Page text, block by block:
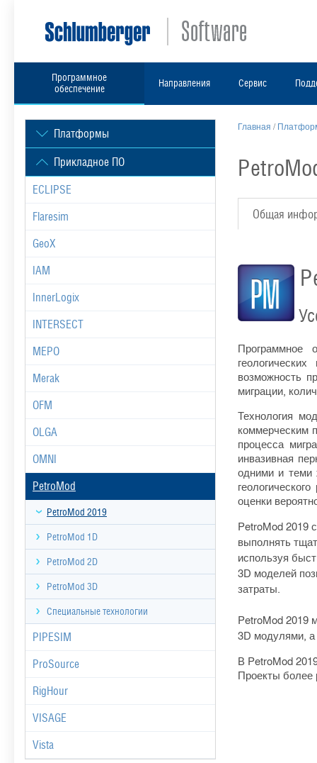
Программное
обеспечение
Направления Сервис
Платформы
Прикладное ПО
ECLIPSE
Flaresim
GeoX
IAM
InnerLogix
INTERSECT
MEPO
Merak
OFM
OLGA
OMNI
PetroMod
PetroMod 2019
PetroMod 1D
PetroMod 2D
PetroMod 3D
Специальные технологии
PIPESIM
ProSource
RigHour
VISAGE
Vista
Главная /
Общая
Программное
возможность
миграции,
Технология
коммерческим
процесса
инвазивная
одними и теми
оценки
PetroMod 2019
выполнять
используя
3D моделей
затраты.
PetroMod 2019
3D модулями,
В PetroMod
Проекты более